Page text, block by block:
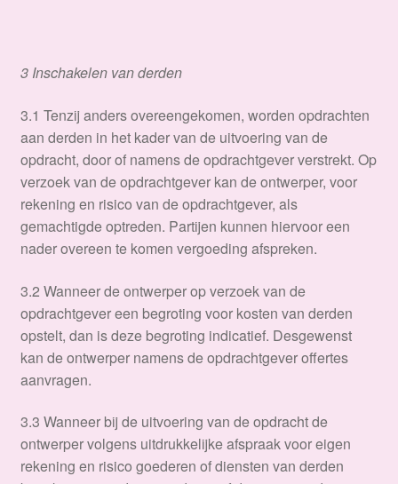
3 Inschakelen van derden
​3.1 Tenzij anders overeengekomen, worden opdrachten
aan derden in het kader van de uitvoering van de
opdracht, door of namens de opdrachtgever verstrekt. Op
verzoek van de opdrachtgever kan de ontwerper, voor
rekening en risico van de opdrachtgever, als
gemachtigde optreden. Partijen kunnen hiervoor een
nader overeen te komen vergoeding afspreken.
3.2 Wanneer de ontwerper op verzoek van de
opdrachtgever een begroting voor kosten van derden
opstelt, dan is deze begroting indicatief. Desgewenst
kan de ontwerper namens de opdrachtgever offertes
aanvragen.
3.3 Wanneer bij de uitvoering van de opdracht de
ontwerper volgens uitdrukkelijke afspraak voor eigen
rekening en risico goederen of diensten van derden